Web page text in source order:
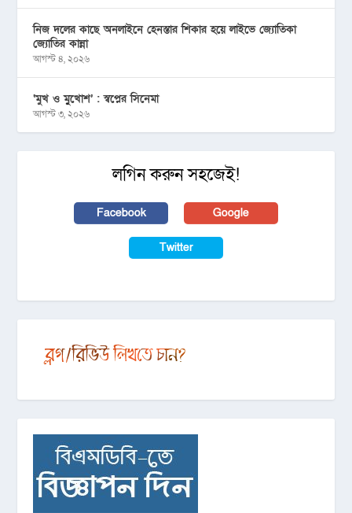
নিজ দলের কাছে অনলাইনে হেনস্তার শিকার হয়ে লাইভে জ্যোতিকা
জ্যোতির কান্না
আগস্ট ৪, ২০২৬
‘মুখ ও মু্খোশ’ : স্বপ্নের সিনেমা
আগস্ট ৩, ২০২৬
লগিন করুন সহজেই!
Facebook Google
Twitter